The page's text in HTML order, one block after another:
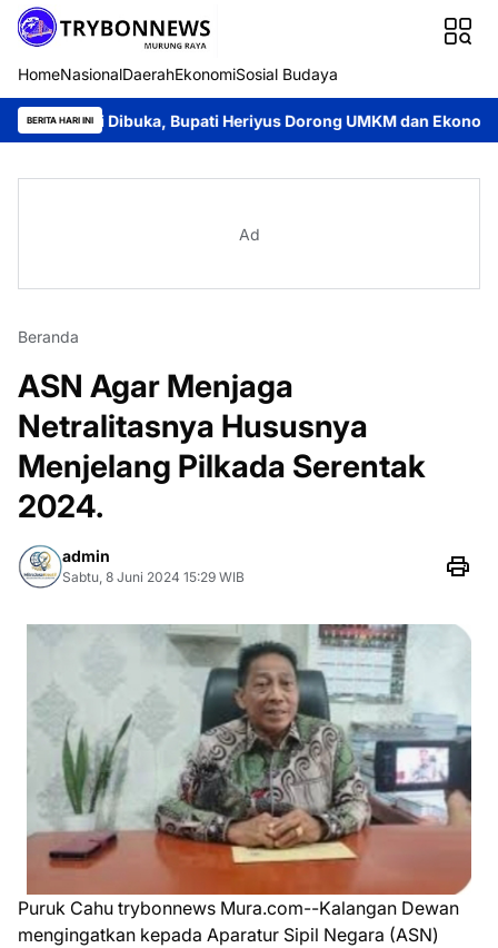
HomeNasionalDaerahEkonomiSosial Budaya
BERITA HARI INI
Dibuka, Bupati Heriyus Dorong UMKM dan Ekonomi Lokal
Ad
Beranda
ASN Agar Menjaga
Netralitasnya Hususnya
Menjelang Pilkada Serentak
2024.
admin
Sabtu, 8 Juni 2024 15:29 WIB
Puruk Cahu trybonnews Mura.com--Kalangan Dewan
mengingatkan kepada Aparatur Sipil Negara (ASN)